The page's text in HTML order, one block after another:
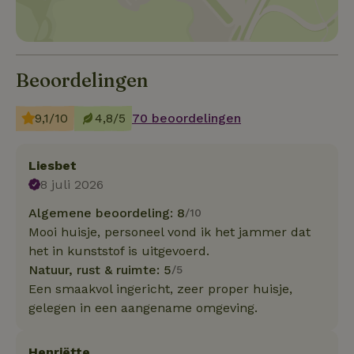
Beoordelingen
9,1/10 4,8/5 70 beoordelingen
Liesbet
8 juli 2026
Algemene beoordeling: 8/10
Mooi huisje, personeel vond ik het jammer dat
het in kunststof is uitgevoerd.
Natuur, rust & ruimte: 5/5
Een smaakvol ingericht, zeer proper huisje,
gelegen in een aangename omgeving.